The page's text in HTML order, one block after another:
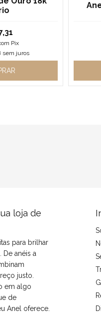
Pix
sem juros
loja de
para brilhar
anéis a
justo.
em algo
de
Anel oferece.